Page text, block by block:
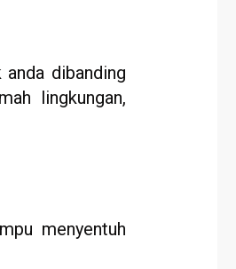
dibanding
lingkungan,
menyentuh